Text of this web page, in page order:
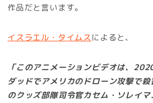
作品だと言います。
イスラエル・タイムス によると、
「このアニメーションビデオは、
ダッドでアメリカのドローン攻撃で
のクッズ部隊司令官カセム・ソレイ